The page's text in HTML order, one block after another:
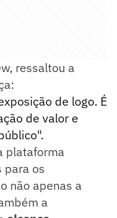
ressaltou a
de logo. É
de valor e
plataforma
para os
não apenas a
a